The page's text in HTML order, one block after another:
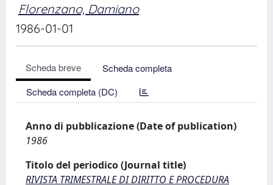
Florenzano, Damiano
1986-01-01
Scheda breve
Scheda completa
Scheda completa (DC)
Anno di pubblicazione (Date of publication)
1986
Titolo del periodico (Journal title)
RIVISTA TRIMESTRALE DI DIRITTO E PROCEDURA